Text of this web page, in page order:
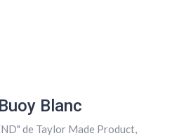
Blanc
de Taylor Made Product,